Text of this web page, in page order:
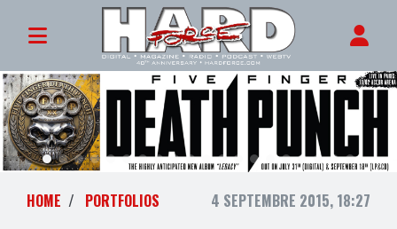
HOME PORTFOLIOS 4 SEPTEMBRE 2015, 18:27